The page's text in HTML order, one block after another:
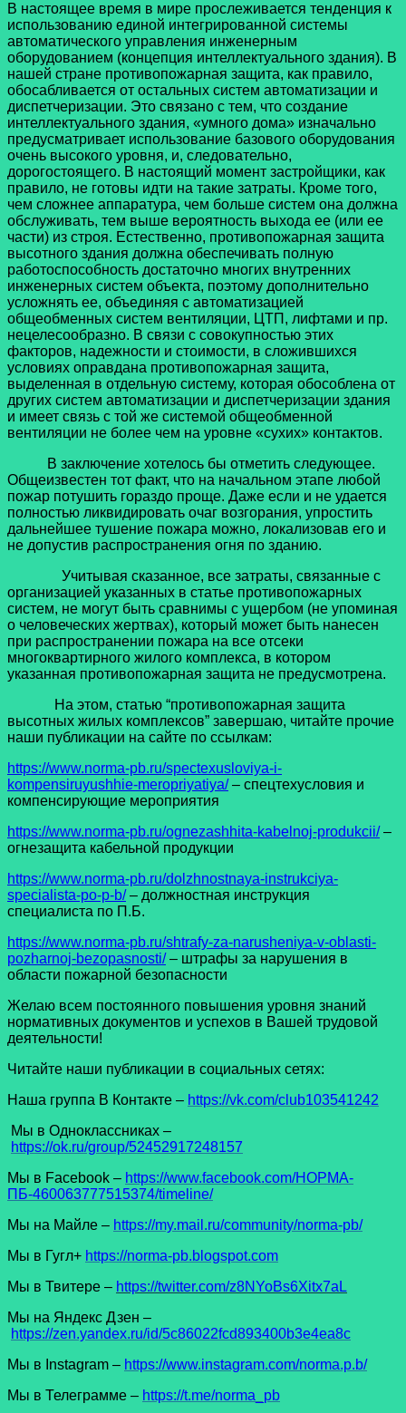
В настоящее время в мире прослеживается тенденция к
использованию единой интегрированной системы
автоматического управления инженерным
оборудованием (концепция интеллектуального здания). В
нашей стране противопожарная защита, как правило,
обосабливается от остальных систем автоматизации и
диспетчеризации. Это связано с тем, что создание
интеллектуального здания, «умного дома» изначально
предусматривает использование базового оборудования
очень высокого уровня, и, следовательно,
дорогостоящего. В настоящий момент застройщики, как
правило, не готовы идти на такие затраты. Кроме того,
чем сложнее аппаратура, чем больше систем она должна
обслуживать, тем выше вероятность выхода ее (или ее
части) из строя. Естественно, противопожарная защита
высотного здания должна обеспечивать полную
работоспособность достаточно многих внутренних
инженерных систем объекта, поэтому дополнительно
усложнять ее, объединяя с автоматизацией
общеобменных систем вентиляции, ЦТП, лифтами и пр.
нецелесообразно. В связи с совокупностью этих
факторов, надежности и стоимости, в сложившихся
условиях оправдана противопожарная защита,
выделенная в отдельную систему, которая обособлена от
других систем автоматизации и диспетчеризации здания
и имеет связь с той же системой общеобменной
вентиляции не более чем на уровне «сухих» контактов.
В заключение хотелось бы отметить следующее.
Общеизвестен тот факт, что на начальном этапе любой
пожар потушить гораздо проще. Даже если и не удается
полностью ликвидировать очаг возгорания, упростить
дальнейшее тушение пожара можно, локализовав его и
не допустив распространения огня по зданию.
Учитывая сказанное, все затраты, связанные с
организацией указанных в статье противопожарных
систем, не могут быть сравнимы с ущербом (не упоминая
о человеческих жертвах), который может быть нанесен
при распространении пожара на все отсеки
многоквартирного жилого комплекса, в котором
указанная противопожарная защита не предусмотрена.
На этом, статью “противопожарная защита
высотных жилых комплексов” завершаю, читайте прочие
наши публикации на сайте по ссылкам:
https://www.norma-pb.ru/spectexusloviya-i-
kompensiruyushhie-meropriyatiya/ – спецтехусловия и
компенсирующие мероприятия
https://www.norma-pb.ru/ognezashhita-kabelnoj-produkcii/ –
огнезащита кабельной продукции
https://www.norma-pb.ru/dolzhnostnaya-instrukciya-
specialista-po-p-b/ – должностная инструкция
специалиста по П.Б.
https://www.norma-pb.ru/shtrafy-za-narusheniya-v-oblasti-
pozharnoj-bezopasnosti/ – штрафы за нарушения в
области пожарной безопасности
Желаю всем постоянного повышения уровня знаний
нормативных документов и успехов в Вашей трудовой
деятельности!
Читайте наши публикации в социальных сетях:
Наша группа В Контакте – https://vk.com/club103541242
Мы в Одноклассниках –
https://ok.ru/group/52452917248157
Мы в Facеbook – https://www.facebook.com/НОРМА-
ПБ-460063777515374/timeline/
Мы на Майле – https://my.mail.ru/community/norma-pb/
Мы в Гугл+ https://norma-pb.blogspot.com
Мы в Твитере – https://twitter.com/z8NYoBs6Xitx7aL
Мы на Яндекс Дзен –
https://zen.yandex.ru/id/5c86022fcd893400b3e4ea8c
Мы в Instagram – https://www.instagram.com/norma.p.b/
Мы в Телеграмме – https://t.me/norma_pb